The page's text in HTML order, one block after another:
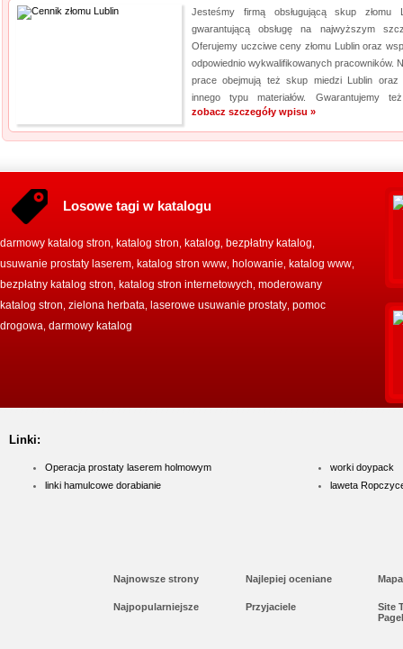
Jesteśmy firmą obsługującą skup złomu
gwarantującą obsługę na najwyższym
Oferujemy uczciwe ceny złomu Lublin oraz
odpowiednio wykwalifikowanych pracowników.
prace obejmują też skup miedzi Lublin oraz
innego typu materiałów. Gwarantujemy
zobacz szczegóły wpisu »
Losowe tagi w katalogu
darmowy katalog stron katalog stron katalog bezpłatny katalog
usuwanie prostaty laserem katalog stron www holowanie katalog www
bezpłatny katalog stron katalog stron internetowych moderowany
katalog stron zielona herbata laserowe usuwanie prostaty pomoc
drogowa darmowy katalog
Linki:
Operacja prostaty laserem holmowym
linki hamulcowe dorabianie
worki doypack
laweta
Najnowsze strony Najlepiej oceniane
Najpopularniejsze Przyjaciele
Site